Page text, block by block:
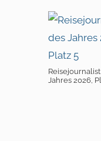
Jahres 2026,